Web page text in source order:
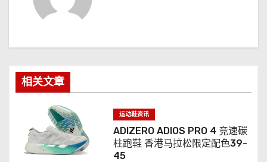
相关文章
运动鞋资讯
ADIZERO ADIOS PRO 4 竞速碳
柱跑鞋 香港马拉松限定配色39-
45